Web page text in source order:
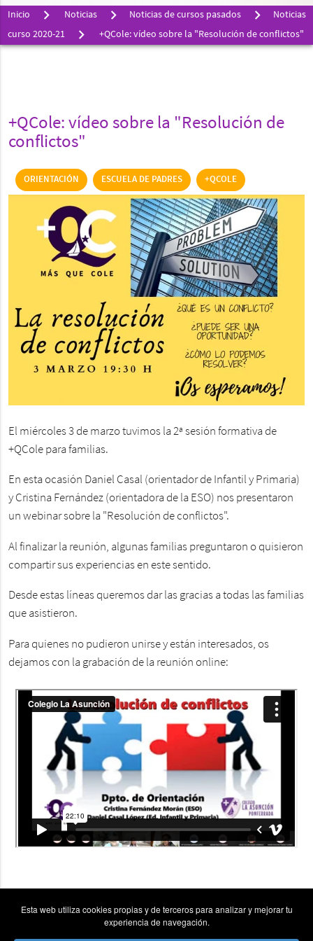
Inicio Noticias Noticias de cursos pasados
Noticias
curso 2020-21
+QCole: vídeo sobre la "Resolución de conflictos"
+QCole: vídeo sobre la "Resolución de
conflictos"
ORIENTACIÓN ESCUELA DE PADRES +QCOLE
El miércoles 3 de marzo tuvimos la 2ª sesión formativa de
+QCole para familias.
En esta ocasión Daniel Casal (orientador de Infantil y Primaria)
y Cristina Fernández (orientadora de la ESO) nos presentaron
un webinar sobre la "Resolución de conflictos".
Al finalizar la reunión, algunas familias preguntaron o quisieron
compartir sus experiencias en este sentido.
Desde estas líneas queremos dar las gracias a todas las familias
que asistieron.
Para quienes no pudieron unirse y están interesados, os
dejamos con la grabación de la reunión online:
Esta web utiliza cookies propias y de terceros para analizar y mejorar tu
experiencia de navegación.